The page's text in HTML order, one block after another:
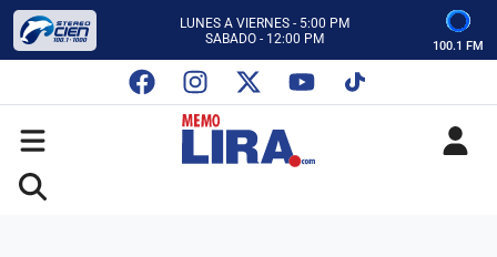
ESCUCHA AUTOS AL CIEN
CON MEMO LIRA Y SU EQUIPO
SABADO - 12:00 PM
ESCUCHA AUTOS AL CIEN
CON MEMO LIRA Y SU EQUIPO
LUNES A VIERNES - 5:00 PM
SABADO - 12:00 PM
100.1 FM